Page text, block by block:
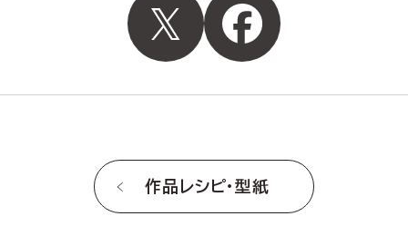
作品レシピ・型紙